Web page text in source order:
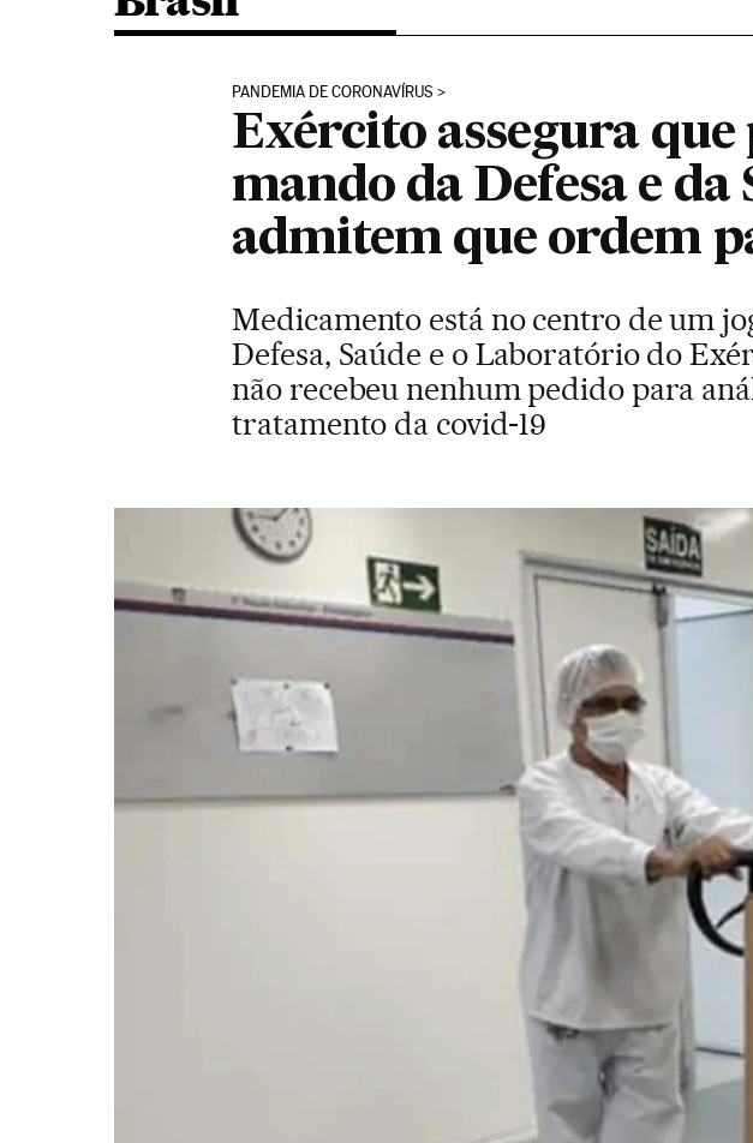
PANDEMIA DE CORONAVÍRUS
Exército assegura
mando da Defesa e
admitem que ordem
Medicamento está no centro de um
Defesa, Saúde e o Laboratório do
não recebeu nenhum pedido para
tratamento da covid-19